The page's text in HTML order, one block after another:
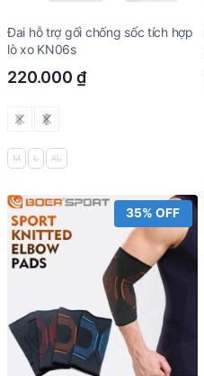
Đai hỗ trợ gối chống sốc tích hợp
lò xo KN06s
220.000 ₫
M L XL
35% OFF